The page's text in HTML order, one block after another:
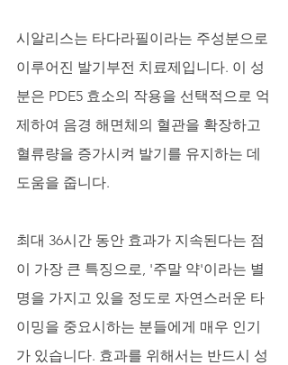
시알리스는 타다라필이라는 주성분으로
이루어진 발기부전 치료제입니다. 이 성
분은 PDE5 효소의 작용을 선택적으로 억
제하여 음경 해면체의 혈관을 확장하고
혈류량을 증가시켜 발기를 유지하는 데
도움을 줍니다.
최대 36시간 동안 효과가 지속된다는 점
이 가장 큰 특징으로, '주말 약'이라는 별
명을 가지고 있을 정도로 자연스러운 타
이밍을 중요시하는 분들에게 매우 인기
가 있습니다. 효과를 위해서는 반드시 성